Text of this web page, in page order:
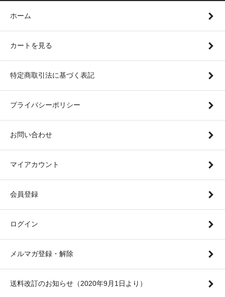
ホーム
カートを見る
特定商取引法に基づく表記
プライバシーポリシー
お問い合わせ
マイアカウント
会員登録
ログイン
メルマガ登録・解除
送料改訂のお知らせ（2020年9月1日より）